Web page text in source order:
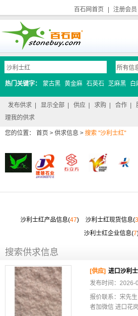
百石网首页 注册会员
热门关键字： 蒙古黑 黄金麻 石英石 芝麻黑 白
发布供求 显示全部 供应 求购 合作
理我的供求
您的位置： 首页 > 供求信息 > 搜索 "沙利士红"
沙利士红产品信息(47) 沙利士红现货信息(3
沙利士红企业信息(7
搜索供求信息
[供应] 进口沙利
发布时间：2026-
报价联系：宋先
者加微信 进口花